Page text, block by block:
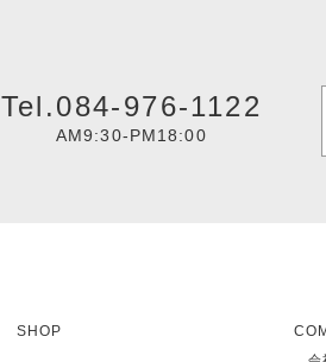
Tel.084-976-1122
AM9:30-PM18:00
SHOP